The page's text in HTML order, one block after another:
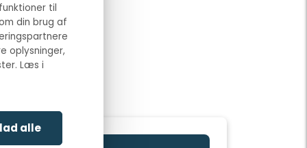
til
din brug af
oplysninger,
Læs i
alle